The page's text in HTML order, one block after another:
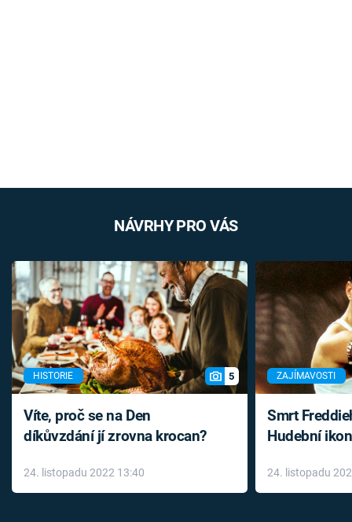
NÁVRHY PRO VÁS
HISTORIE 5
Víte, proč se na Den
díkůvzdání jí zrovna krocan?
24. listopadu 2022 13:40
ZAJÍMAVOSTI
Smrt
Hudební
léky
24. listopadu